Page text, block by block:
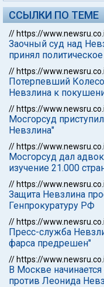
ССЫЛКИ ПО ТЕМЕ
// https://
Заочный суд над
принял
// https://
Потерпевший
Невзлина к
// https://
Мосгорсуд
Невзлина"
// https://
Мосгорсуд дал
изучение 21.000
// https://
Защита Невзлина
Генпрокуратуру РФ
// https://
Пресс-служба
фарса предрешен"
// https://
В Москве
против Леонида